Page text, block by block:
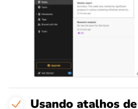
Usando atalhos